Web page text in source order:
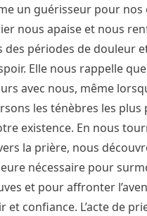
un guérisseur pour nos
nous apaise et nous
des périodes de douleur
Elle nous rappelle
avec nous, même
les ténèbres les plus
existence. En nous
la prière, nous
nécessaire pour
et pour affronter
et confiance. L’acte de